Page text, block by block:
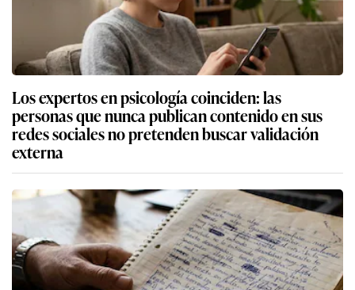
Los expertos en psicología coinciden: las
personas que nunca publican contenido en sus
redes sociales no pretenden buscar validación
externa